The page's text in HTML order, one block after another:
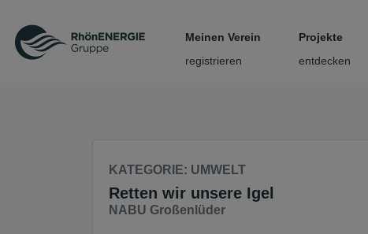
Seite
Meinen Verein
registrieren
Projekte
entdecken
KATEGORIE: UMWELT
Retten wir unsere Igel
NABU Großenlüder